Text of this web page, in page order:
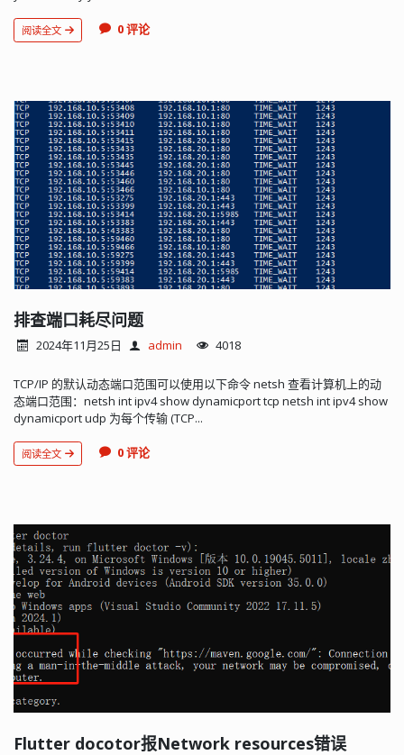
阅读全文 0 评论
排查端口耗尽问题
2024年11月25日 admin 4018
TCP/IP 的默认动态端口范围可以使用以下命令 netsh 查看计算机上的动
态端口范围：netsh int ipv4 show dynamicport tcp netsh int ipv4 show
dynamicport udp 为每个传输 (TCP...
阅读全文 0 评论
Flutter docotor报Network resources错误